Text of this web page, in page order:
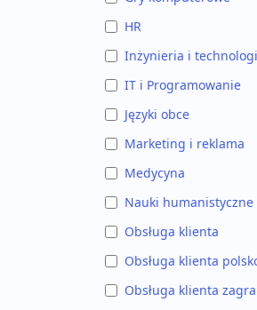
HR
Inżynieria i
IT i Programowanie
Języki obce
Marketing i reklama
Medycyna
Nauki humanistyczne
Obsługa klienta
Obsługa klienta
Obsługa klienta